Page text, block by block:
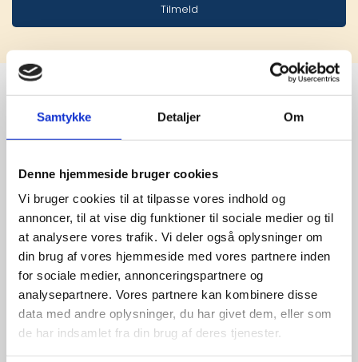
Samtykke Detaljer Om
Denne hjemmeside bruger cookies
Vi bruger cookies til at tilpasse vores indhold og
annoncer, til at vise dig funktioner til sociale medier og til
at analysere vores trafik. Vi deler også oplysninger om
din brug af vores hjemmeside med vores partnere inden
for sociale medier, annonceringspartnere og
analysepartnere. Vores partnere kan kombinere disse
data med andre oplysninger, du har givet dem, eller som
de har indsamlet fra din brug af deres tjenester.
Tilmeld
Stærke
leverandører
giver større
udvalg
For at sikre høj kvalitet og stor
leveringssikkerhed samarbejder vi
med de største og mest
anerkendte leverandører inden for